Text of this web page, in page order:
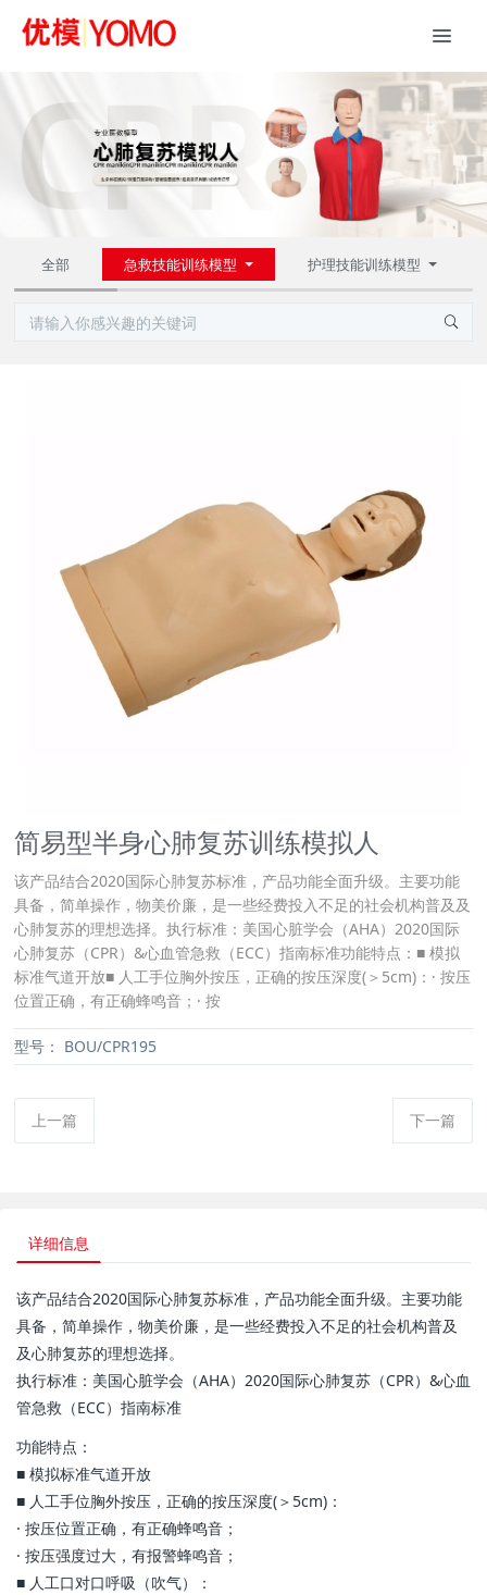
全部 急救技能训练模型 护理技能训练模型
简易型半身心肺复苏训练模拟人
该产品结合2020国际心肺复苏标准，产品功能全面升级。主要功能
具备，简单操作，物美价廉，是一些经费投入不足的社会机构普及及
心肺复苏的理想选择。执行标准：美国心脏学会（AHA）2020国际
心肺复苏（CPR）&心血管急救（ECC）指南标准功能特点：■ 模拟
标准气道开放■ 人工手位胸外按压，正确的按压深度(＞5cm)：· 按压
位置正确，有正确蜂鸣音；· 按
型号： BOU/CPR195
上一篇 下一篇
详细信息
该产品结合2020国际心肺复苏标准，产品功能全面升级。主要功能
具备，简单操作，物美价廉，是一些经费投入不足的社会机构普及
及心肺复苏的理想选择。
执行标准：美国心脏学会（AHA）2020国际心肺复苏（CPR）&心血
管急救（ECC）指南标准
功能特点：
■ 模拟标准气道开放
■ 人工手位胸外按压，正确的按压深度(＞5cm)：
· 按压位置正确，有正确蜂鸣音；
· 按压强度过大，有报警蜂鸣音；
■ 人工口对口呼吸（吹气）：